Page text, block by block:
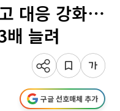
대응 강화⋯
배 늘려
구글 선호매체 추가